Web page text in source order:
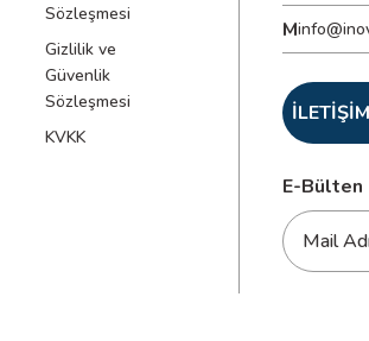
Sözleşmesi
Gizlilik ve
Güvenlik
Sözleşmesi
KVKK
M
E-Bülten